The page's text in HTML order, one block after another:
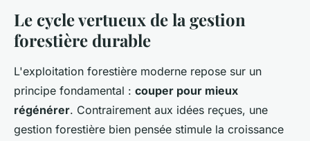
Le cycle vertueux de la gestion
forestière durable
L'exploitation forestière moderne repose sur un
principe fondamental : couper pour mieux
régénérer. Contrairement aux idées reçues, une
gestion forestière bien pensée stimule la croissance